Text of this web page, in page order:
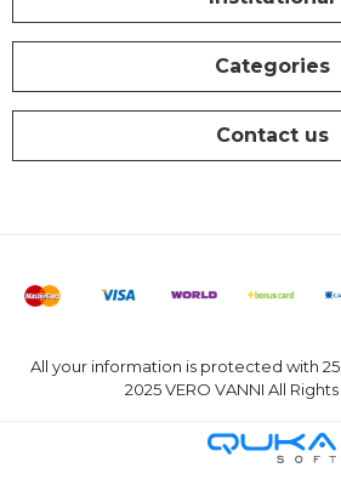
Categories
Contact us
All your information is protected with
2025 VERO VANNI All